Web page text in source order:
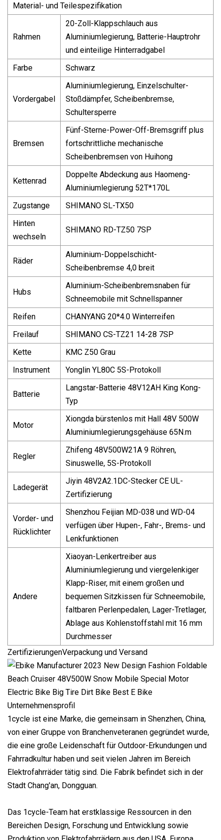
Material- und Teilespezifikation
Rahmen
20-Zoll-Klappschlauch aus
Aluminiumlegierung, Batterie-Hauptrohr
und einteilige Hinterradgabel
Farbe
Schwarz
Vordergabel
Aluminiumlegierung, Einzelschulter-
Stoßdämpfer, Scheibenbremse,
Schultersperre
Bremsen
Fünf-Sterne-Power-Off-Bremsgriff plus
fortschrittliche mechanische
Scheibenbremsen von Huihong
Kettenrad
Doppelte Abdeckung aus Haomeng-
Aluminiumlegierung 52T*170L
Zugstange
SHIMANO SL-TX50
Hinten
wechseln
SHIMANO RD-TZ50 7SP
Räder
Aluminium-Doppelschicht-
Scheibenbremse 4,0 breit
Hubs
Aluminium-Scheibenbremsnaben für
Schneemobile mit Schnellspanner
Reifen
CHANYANG 20*4.0 Winterreifen
Freilauf
SHIMANO CS-TZ21 14-28 7SP
Kette
KMC Z50 Grau
Instrument
Yonglin YL80C 5S-Protokoll
Batterie
Langstar-Batterie 48V12AH King Kong-
Typ
Motor
Xiongda bürstenlos mit Hall 48V 500W
Aluminiumlegierungsgehäuse 65N.m
Regler
Zhifeng 48V500W21A 9 Röhren,
Sinuswelle, 5S-Protokoll
Ladegerät
Jiyin 48V2A2.1DC-Stecker CE UL-
Zertifizierung
Vorder- und
Rücklichter
Shenzhou Feijian MD-038 und WD-04
verfügen über Hupen-, Fahr-, Brems- und
Lenkfunktionen
Andere
Xiaoyan-Lenkertreiber aus
Aluminiumlegierung und viergelenkiger
Klapp-Riser, mit einem großen und
bequemen Sitzkissen für Schneemobile,
faltbaren Perlenpedalen, Lager-Tretlager,
Ablage aus Kohlenstoffstahl mit 16 mm
Durchmesser
ZertifizierungenVerpackung und Versand
Unternehmensprofil
1cycle ist eine Marke, die gemeinsam in Shenzhen, China,
von einer Gruppe von Branchenveteranen gegründet wurde,
die eine große Leidenschaft für Outdoor-Erkundungen und
Fahrradkultur haben und seit vielen Jahren im Bereich
Elektrofahrräder tätig sind. Die Fabrik befindet sich in der
Stadt Chang'an, Dongguan.
Das 1cycle-Team hat erstklassige Ressourcen in den
Bereichen Design, Forschung und Entwicklung sowie